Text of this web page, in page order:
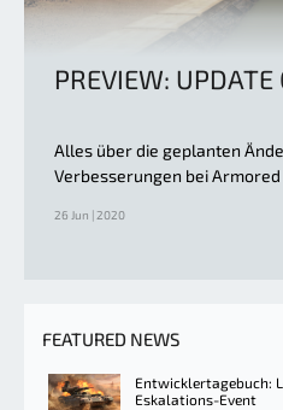
PREVIEW: UPDATE
Alles über die geplanten
Verbesserungen bei
26 Jun | 2020
FEATURED NEWS
Entwicklertagebuch:
Eskalations-Event